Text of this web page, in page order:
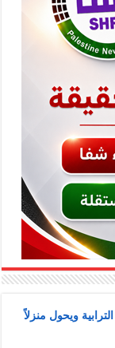
ويحول منزلاً